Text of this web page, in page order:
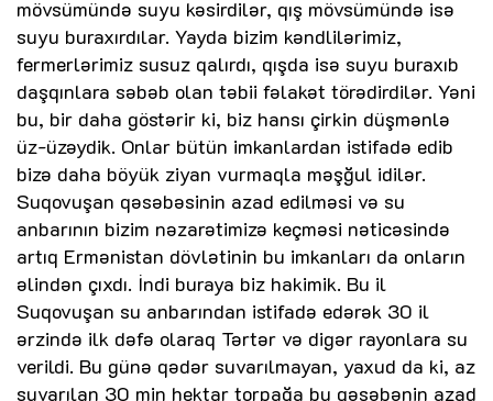
mövsümündə suyu kəsirdilər, qış mövsümündə isə
suyu buraxırdılar. Yayda bizim kəndlilərimiz,
fermerlərimiz susuz qalırdı, qışda isə suyu buraxıb
daşqınlara səbəb olan təbii fəlakət törədirdilər. Yəni
bu, bir daha göstərir ki, biz hansı çirkin düşmənlə
üz-üzəydik. Onlar bütün imkanlardan istifadə edib
bizə daha böyük ziyan vurmaqla məşğul idilər.
Suqovuşan qəsəbəsinin azad edilməsi və su
anbarının bizim nəzarətimizə keçməsi nəticəsində
artıq Ermənistan dövlətinin bu imkanları da onların
əlindən çıxdı. İndi buraya biz hakimik. Bu il
Suqovuşan su anbarından istifadə edərək 30 il
ərzində ilk dəfə olaraq Tərtər və digər rayonlara su
verildi. Bu günə qədər suvarılmayan, yaxud da ki, az
suvarılan 30 min hektar torpağa bu qəsəbənin azad